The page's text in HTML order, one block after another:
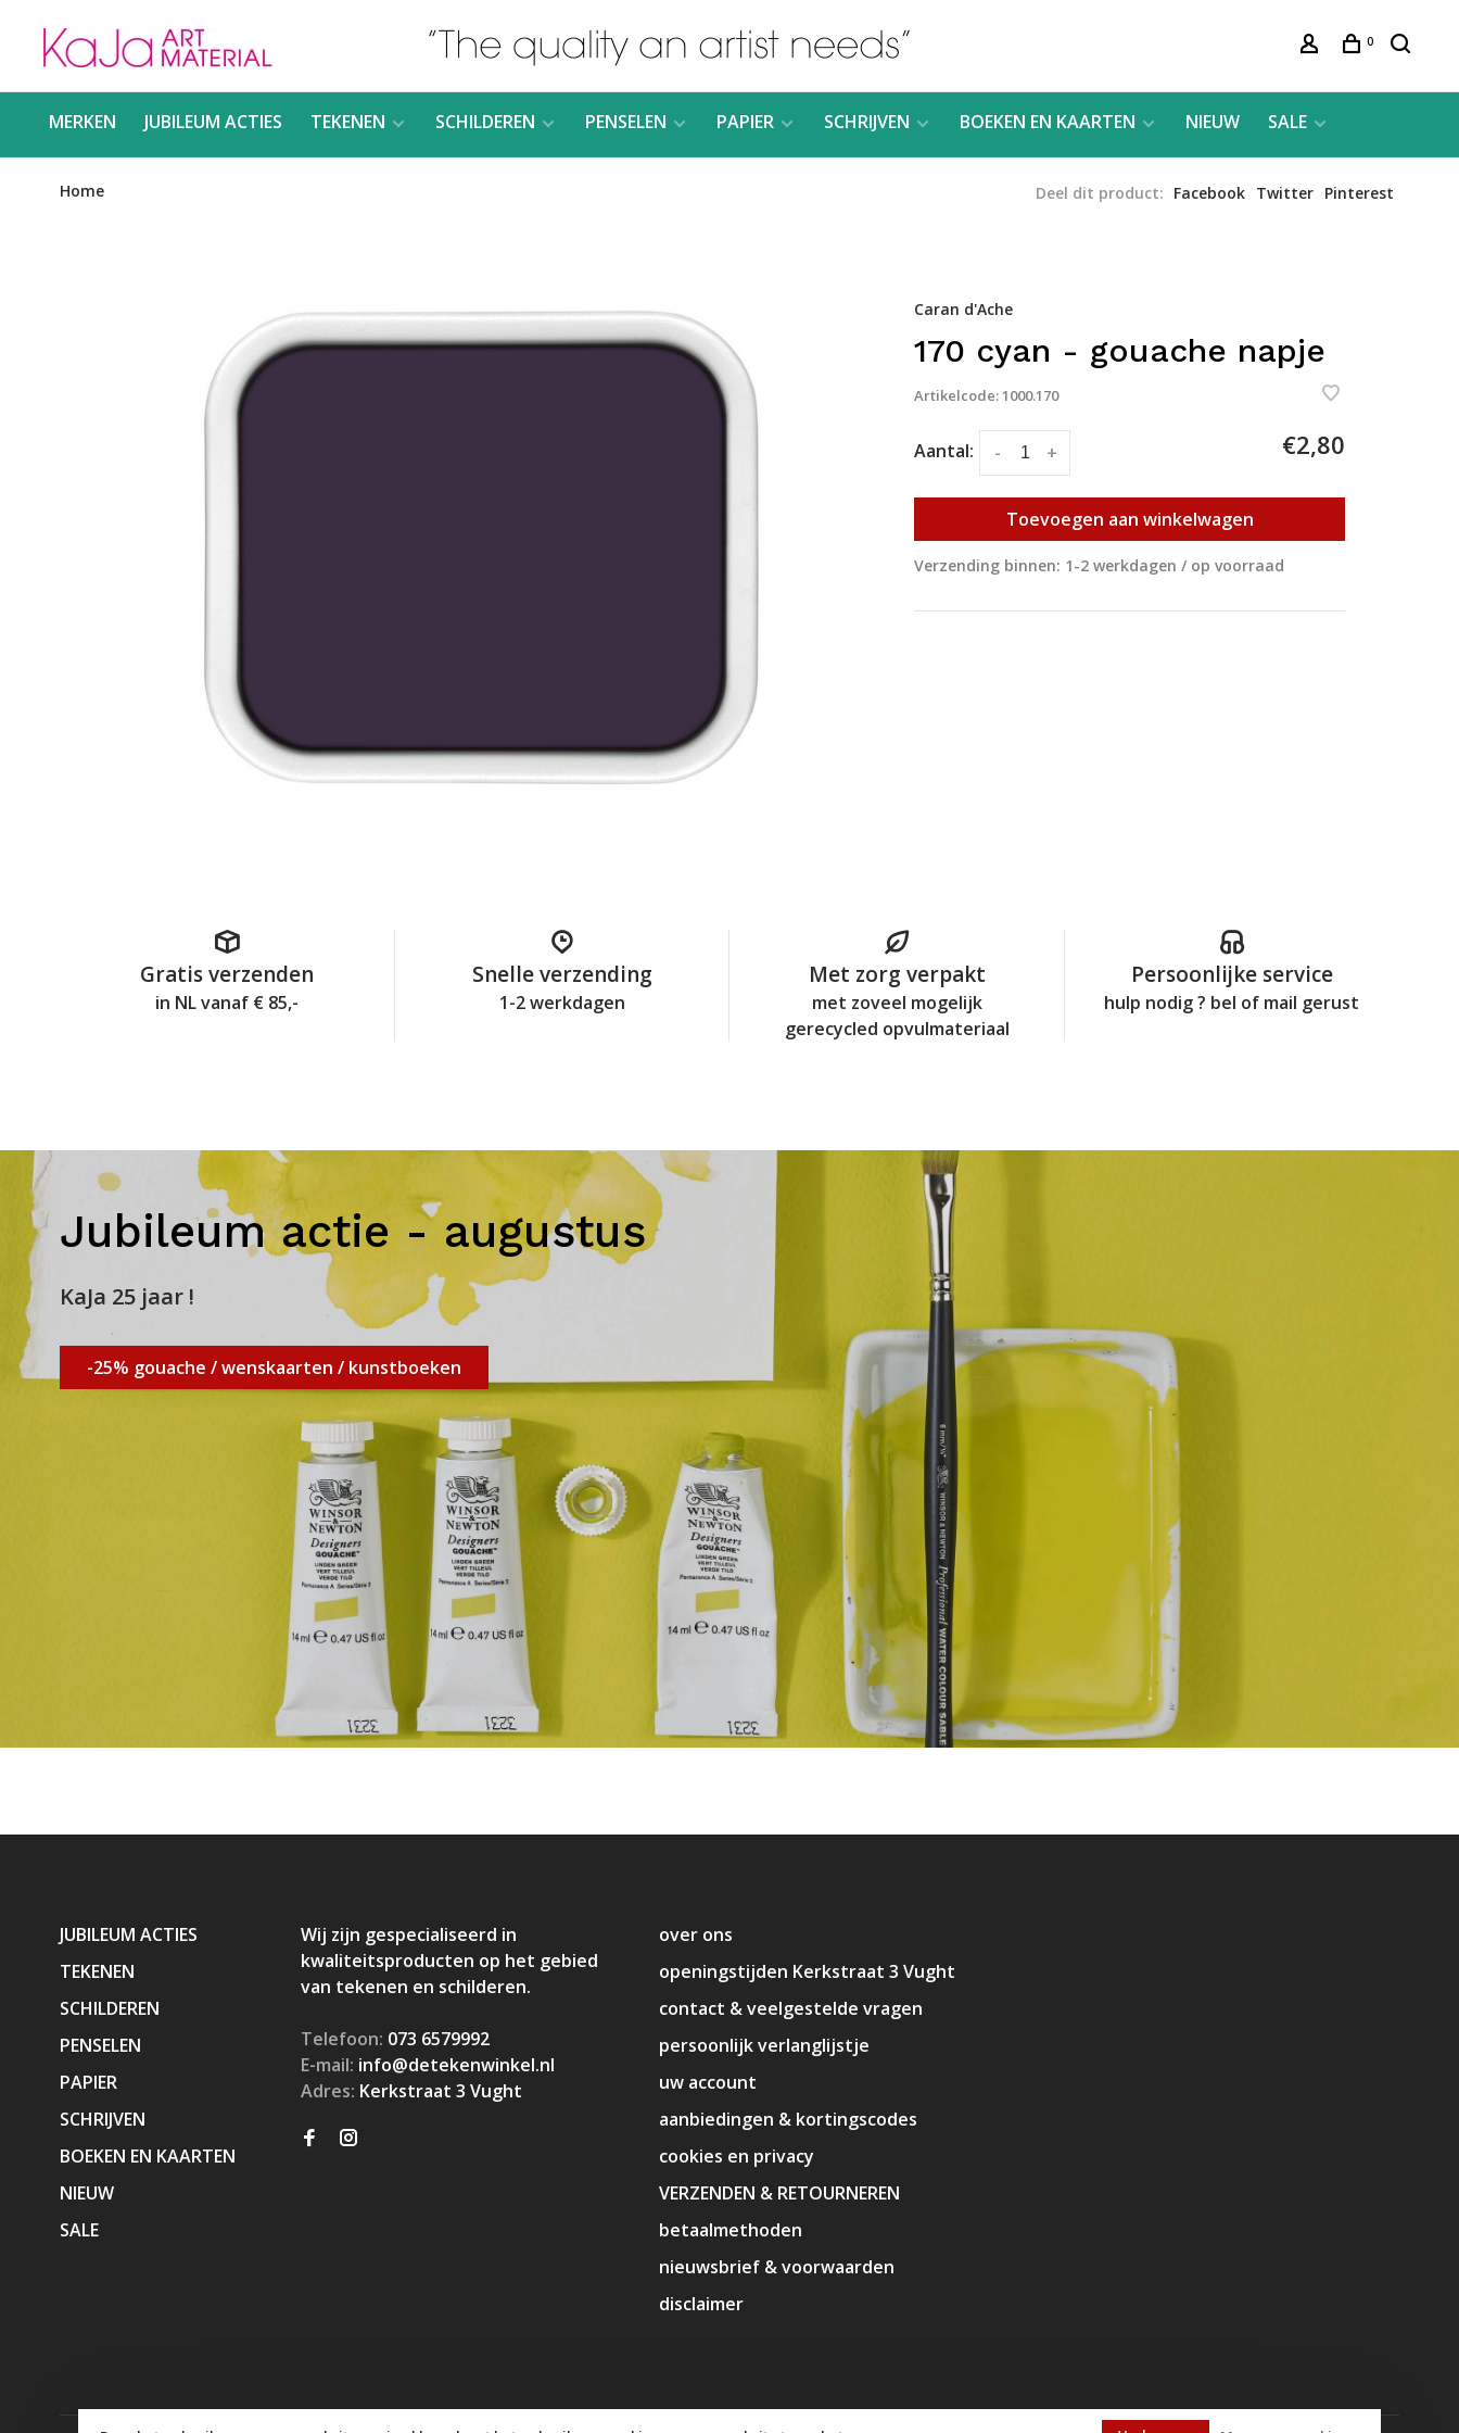
0
MERKEN JUBILEUM ACTIES TEKENEN SCHILDEREN PENSELEN PAPIER SCHRIJVEN BOEKEN EN KAARTEN NIEUW SALE
Home Deel dit product: Facebook Twitter Pinterest
Caran d'Ache
170 cyan - gouache napje
Artikelcode:1000.170
Aantal: +
- €2,80
Toevoegen aan winkelwagen
Verzending binnen: 1-2 werkdagen / op voorraad
Gratis verzenden
in NL vanaf € 85,-
Snelle verzending
1-2 werkdagen
Met zorg verpakt
met zoveel mogelijk
gerecycled opvulmateriaal
Persoonlijke service
hulp nodig ? bel of mail gerust
Jubileum actie - augustus
KaJa 25 jaar !
-25% gouache / wenskaarten / kunstboeken
JUBILEUM ACTIES
TEKENEN
SCHILDEREN
PENSELEN
PAPIER
SCHRIJVEN
BOEKEN EN KAARTEN
NIEUW
SALE
Wij zijn gespecialiseerd in
kwaliteitsproducten op het gebied
van tekenen en schilderen.
Telefoon: 073 6579992
E-mail: info@detekenwinkel.nl
Adres: Kerkstraat 3 Vught
over ons
openingstijden Kerkstraat 3 Vught
contact & veelgestelde vragen
persoonlijk verlanglijstje
uw account
aanbiedingen & kortingscodes
cookies en privacy
VERZENDEN & RETOURNEREN
betaalmethoden
nieuwsbrief & voorwaarden
disclaimer